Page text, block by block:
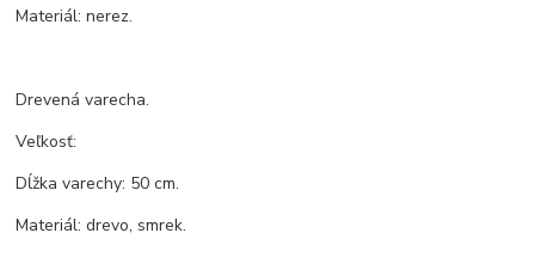
Materiál: nerez.
Drevená varecha.
Veľkosť:
Dĺžka varechy: 50 cm.
Materiál: drevo, smrek.